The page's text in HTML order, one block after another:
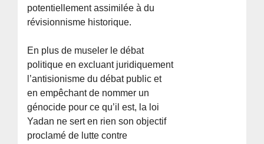
potentiellement assimilée à du
révisionnisme historique.
En plus de museler le débat
politique en excluant juridiquement
l’antisionisme du débat public et
en empêchant de nommer un
génocide pour ce qu’il est, la loi
Yadan ne sert en rien son objectif
proclamé de lutte contre